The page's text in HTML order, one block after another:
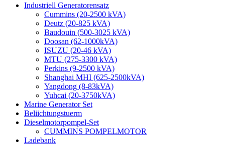
Industriell Generatorensatz
Cummins (20-2500 kVA)
Deutz (20-825 kVA)
Baudouin (500-3025 kVA)
Doosan (62-1000kVA)
ISUZU (20-46 kVA)
MTU (275-3300 kVA)
Perkins (9-2500 kVA)
Shanghai MHI (625-2500kVA)
Yangdong (8-83kVA)
Yuhcai (20-3750kVA)
Marine Generator Set
Beliichtungstuerm
Dieselmotorpompel-Set
CUMMINS POMPELMOTOR
Ladebank